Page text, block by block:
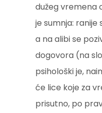
dužeg vremena
je sumnja:
a na alibi se
dogovora (na
psihološki je,
će lice koje za
prisutno, po